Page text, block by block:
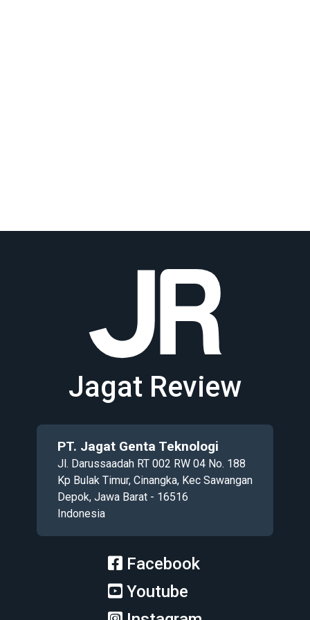
Jagat Review
PT. Jagat Genta Teknologi
Jl. Darussaadah RT 002 RW 04 No. 188
Kp Bulak Timur, Cinangka, Kec Sawangan
Depok, Jawa Barat - 16516
Indonesia
Facebook
Youtube